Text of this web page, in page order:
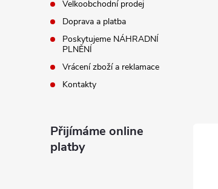
Velkoobchodní prodej
Doprava a platba
Poskytujeme NÁHRADNÍ
PLNĚNÍ
Vrácení zboží a reklamace
Kontakty
Přijímáme online
platby